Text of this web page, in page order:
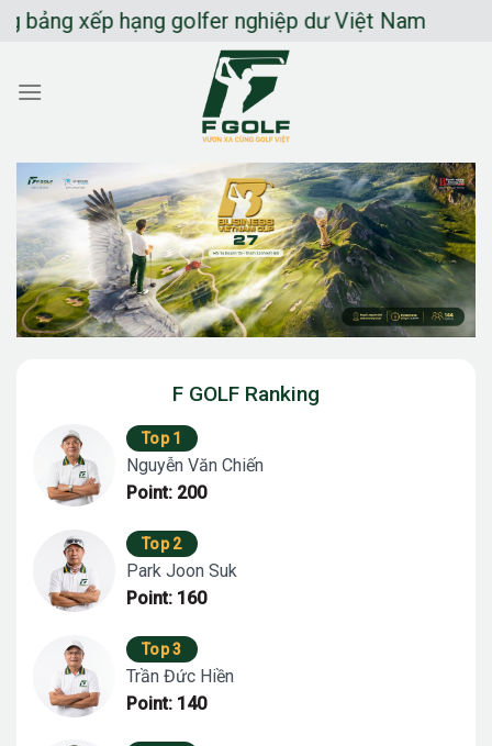
Chuyển
dung
xếp hạng golfer nghiệp dư Việt Nam
F GOLF Ranking
Top 1
Nguyễn Văn Chiến
Point: 200
Top 2
Park Joon Suk
Point: 160
Top 3
Trần Đức Hiền
Point: 140